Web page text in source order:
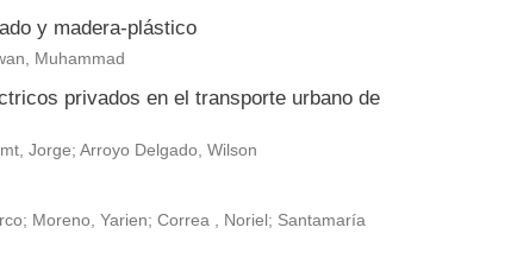
y madera-plástico
Muhammad
privados en el transporte urbano de
Jorge; Arroyo Delgado, Wilson
Moreno, Yarien; Correa , Noriel; Santamaría